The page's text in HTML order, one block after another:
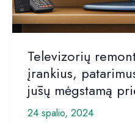
Televizorių
įrankius,
jūsų mėgstamą
24 spalio, 2024